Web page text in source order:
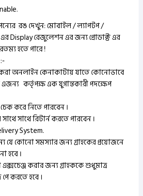
রঙ দেখুন: মোবাইল / ল্যাপটপ /
এর Display রেজুলেশন এর জন্য প্রোডাক্ট এর
হতে পারে !
অনলাইন কেনাকাটায় যাতে কোনোভাবে
এজন্য কর্তৃপক্ষ এক যুগান্তকারী পদক্ষেপ
চেক করে নিতে পারবেন ।
সাথে রিটার্ন করতে পারবেন ।
System.
যে কোনো সমস্যার জন্য গ্রাহকের প্রয়োজনে
হবে ।
এক্সচেঞ্জ করার জন্য গ্রাহককে শুধুমাত্র
পে করতে হবে ।